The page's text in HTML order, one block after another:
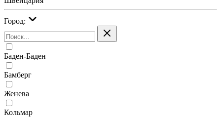
Город:
Баден-Баден
Бамберг
Женева
Кольмар